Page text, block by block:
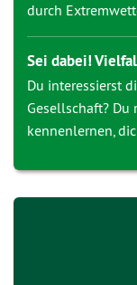
durch
Sei dabei!
Du interessierst
Gesellschaft? Du
kennenlernen,